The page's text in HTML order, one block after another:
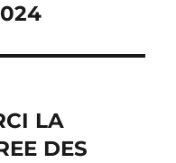
LA
DES